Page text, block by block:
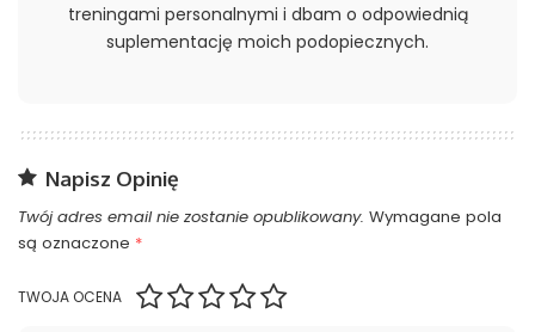
treningami personalnymi i dbam o odpowiednią
suplementację moich podopiecznych.
Napisz Opinię
Twój adres email nie zostanie opublikowany. Wymagane pola
są oznaczone *
TWOJA OCENA